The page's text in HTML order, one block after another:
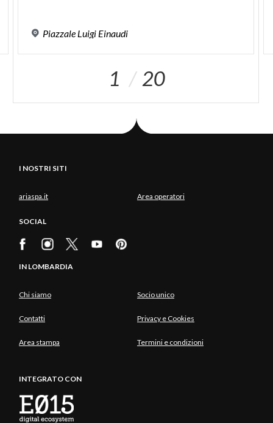
Piazzale Luigi Einaudi
1 20
I NOSTRI SITI
ariaspa.it Area operatori
SOCIAL
IN LOMBARDIA
Chi siamo Socio unico
Contatti Privacy e Cookies
Area stampa Termini e condizioni
INTEGRATO CON